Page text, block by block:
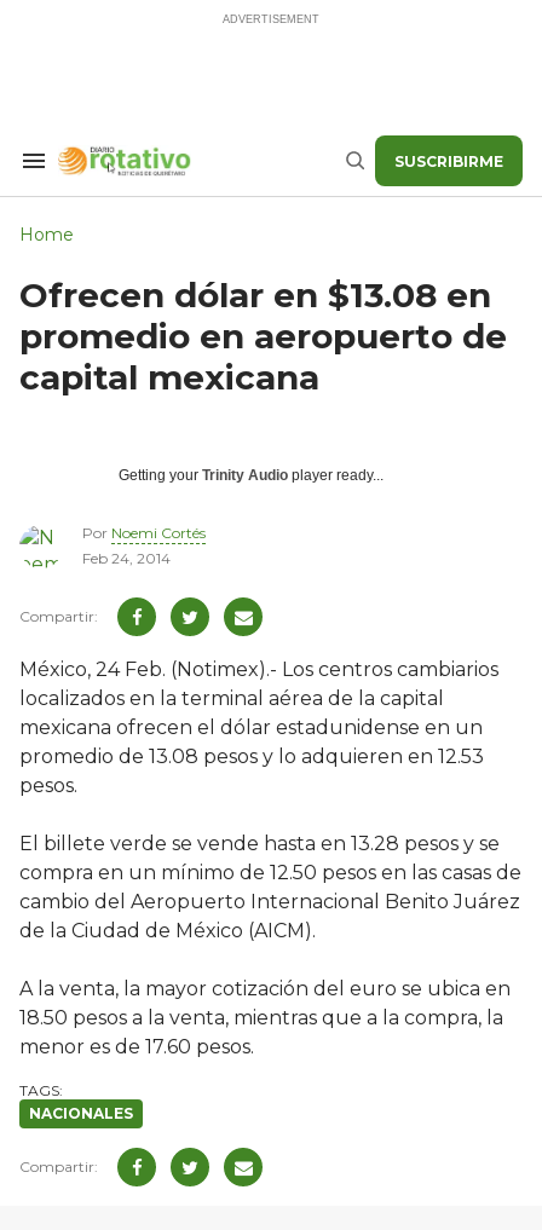
Search
Buscar SUSCRIBIRME
Home
Ofrecen dólar en $13.08 en
promedio en aeropuerto de
capital mexicana
Getting your Trinity Audio player ready...
Por Noemi Cortés
Feb 24, 2014
México, 24 Feb. (Notimex).- Los centros cambiarios
localizados en la terminal aérea de la capital
mexicana ofrecen el dólar estadunidense en un
promedio de 13.08 pesos y lo adquieren en 12.53
pesos.
El billete verde se vende hasta en 13.28 pesos y se
compra en un mínimo de 12.50 pesos en las casas de
cambio del Aeropuerto Internacional Benito Juárez
de la Ciudad de México (AICM).
A la venta, la mayor cotización del euro se ubica en
18.50 pesos a la venta, mientras que a la compra, la
menor es de 17.60 pesos.
NACIONALES